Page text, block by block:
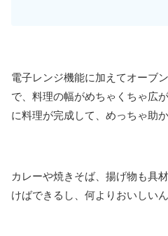
電子レンジ機能に加えてオーブ
で、料理の幅がめちゃくちゃ広
に料理が完成して、めっちゃ助か
カレーや焼きそば、揚げ物も具
けばできるし、何よりおいしいん